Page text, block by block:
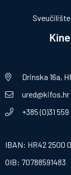
Drinska 16a,
ured@kifos.hr
+385 (0)31
IBAN: HR42 2500
OIB: 70788591483